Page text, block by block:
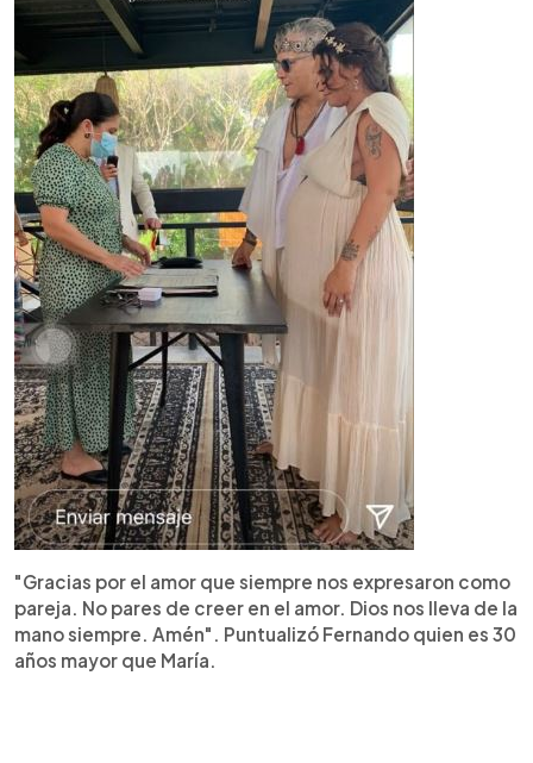
"Gracias por el amor que siempre nos expresaron como
pareja. No pares de creer en el amor. Dios nos lleva de la
mano siempre. Amén". Puntualizó Fernando quien es 30
años mayor que María.